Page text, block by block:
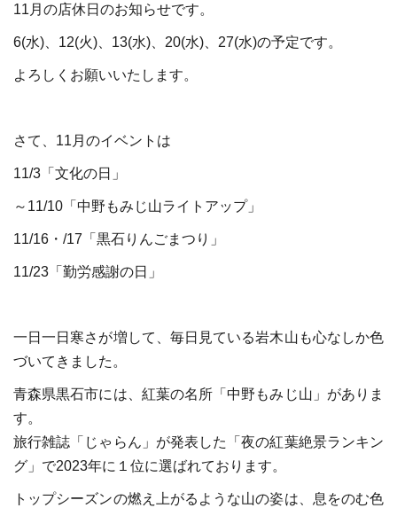
11月の店休日のお知らせです。
6(水)、12(火)、13(水)、20(水)、27(水)の予定です。
よろしくお願いいたします。
さて、11月のイベントは
11/3「文化の日」
～11/10「中野もみじ山ライトアップ」
11/16・/17「黒石りんごまつり」
11/23「勤労感謝の日」
一日一日寒さが増して、毎日見ている岩木山も心なしか色
づいてきました。
青森県黒石市には、紅葉の名所「中野もみじ山」がありま
す。
旅行雑誌「じゃらん」が発表した「夜の紅葉絶景ランキン
グ」で2023年に１位に選ばれております。
トップシーズンの燃え上がるような山の姿は、息をのむ色